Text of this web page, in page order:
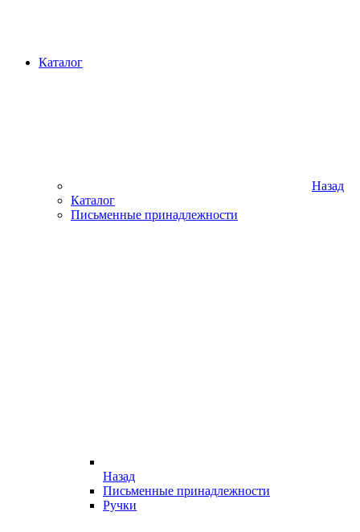
Каталог
Назад
Каталог
Письменные принадлежности
Назад
Письменные принадлежности
Ручки